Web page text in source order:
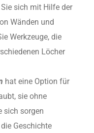
sich mit Hilfe der
Wänden und
Werkzeuge, die
Löcher
hat eine Option für
sie ohne
sich sorgen
Geschichte